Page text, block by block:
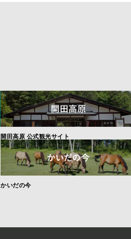
開田高原 公式観光サイト
かいだの今